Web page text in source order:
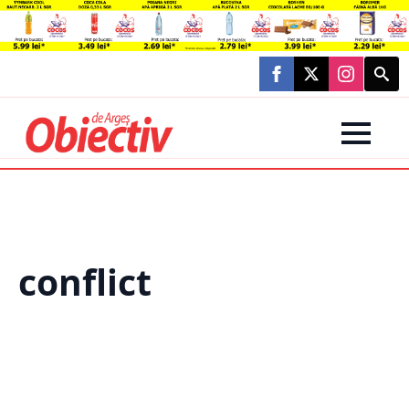
Search
for:
conflict